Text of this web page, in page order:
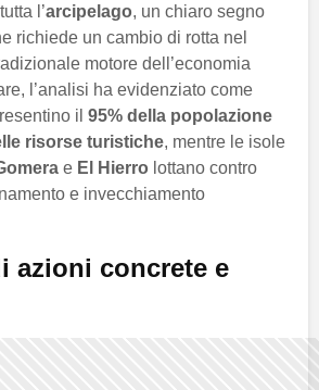
l’arcipelago, un chiaro segno
richiede un cambio di rotta nel
motore dell’economia
l’analisi ha evidenziato come
il 95% della popolazione
risorse turistiche, mentre le isole
e El Hierro lottano contro
e invecchiamento
azioni concrete e